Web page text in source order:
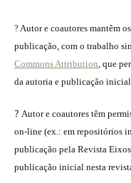
? Autor e coautores mantêm
publicação, com o trabalho
Commons Attribution, que
da autoria e publicação
? Autor e coautores têm
on-line (ex.: em repositórios
publicação pela Revista
publicação inicial nesta